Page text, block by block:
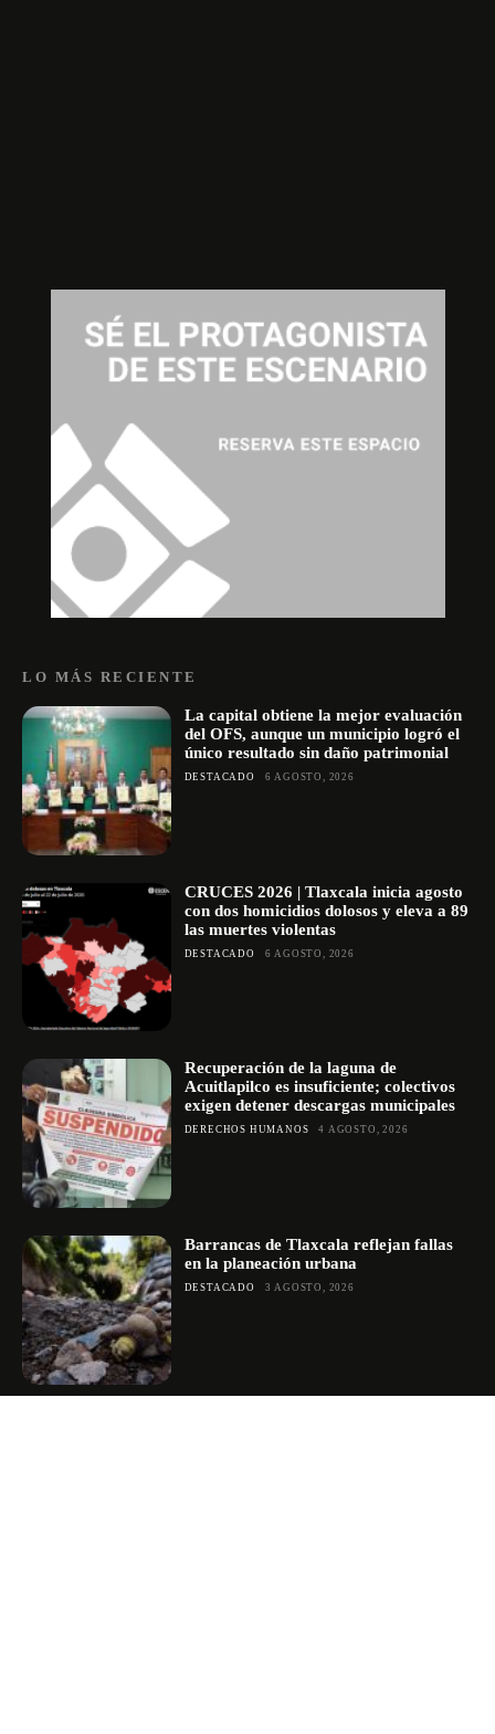
LO MÁS RECIENTE
La capital obtiene la mejor evaluación
del OFS, aunque un municipio logró el
único resultado sin daño patrimonial
DESTACADO 6 AGOSTO, 2026
CRUCES 2026 | Tlaxcala inicia agosto
con dos homicidios dolosos y eleva a 89
las muertes violentas
DESTACADO 6 AGOSTO, 2026
Recuperación de la laguna de
Acuitlapilco es insuficiente; colectivos
exigen detener descargas municipales
DERECHOS HUMANOS 4 AGOSTO, 2026
Barrancas de Tlaxcala reflejan fallas
en la planeación urbana
DESTACADO 3 AGOSTO, 2026